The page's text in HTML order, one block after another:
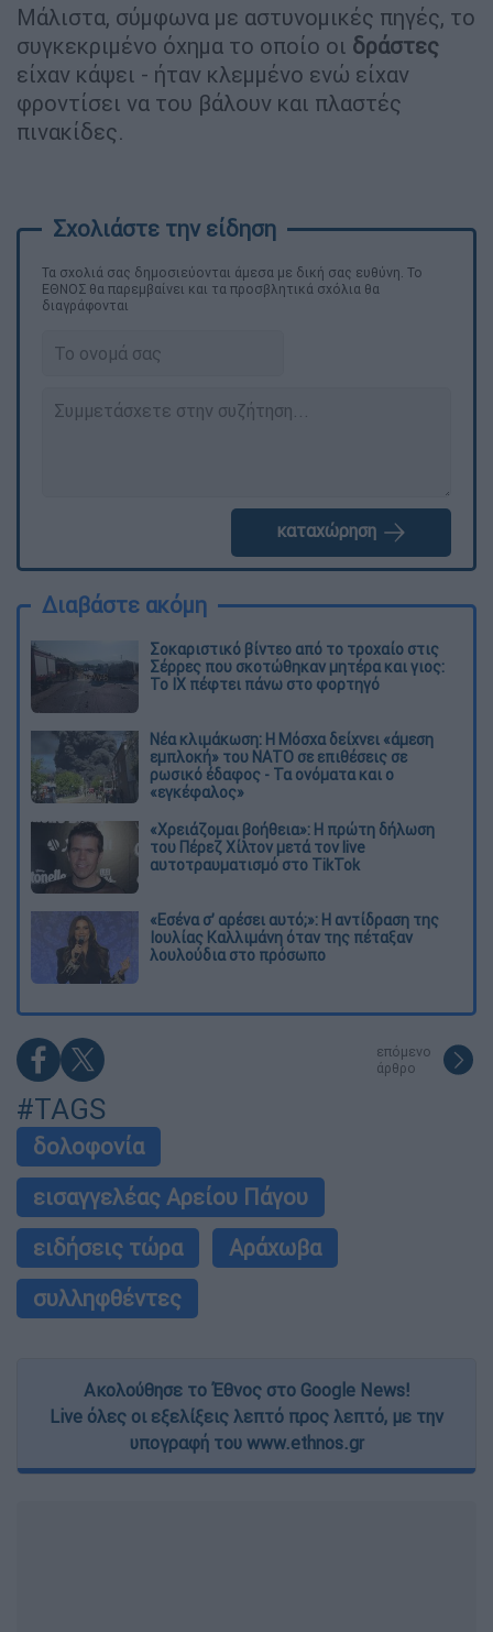
Μάλιστα, σύμφωνα με αστυνομικές πηγές, το
συγκεκριμένο όχημα το οποίο οι δράστες
είχαν κάψει - ήταν κλεμμένο ενώ είχαν
φροντίσει να του βάλουν και πλαστές
πινακίδες.
Τα σχολιά σας δημοσιεύονται άμεσα με δική σας ευθύνη. Το
ΕΘΝΟΣ θα παρεμβαίνει και τα προσβλητικά σχόλια θα
διαγράφονται
καταχώρηση
Διαβάστε ακόμη
Σοκαριστικό βίντεο από το τροχαίο στις
Σέρρες που σκοτώθηκαν μητέρα και γιος:
Το ΙΧ πέφτει πάνω στο φορτηγό
Νέα κλιμάκωση: Η Μόσχα δείχνει «άμεση
εμπλοκή» του ΝΑΤΟ σε επιθέσεις σε
ρωσικό έδαφος - Τα ονόματα και ο
«εγκέφαλος»
«Χρειάζομαι βοήθεια»: Η πρώτη δήλωση
του Πέρεζ Χίλτον μετά τον live
αυτοτραυματισμό στο TikTok
«Εσένα σ’ αρέσει αυτό;»: Η αντίδραση της
Ιουλίας Καλλιμάνη όταν της πέταξαν
λουλούδια στο πρόσωπο
επόμενο
άρθρο
#TAGS
δολοφονία
εισαγγελέας Αρείου Πάγου
ειδήσεις τώρα
Αράχωβα
συλληφθέντες
Ακολούθησε το Έθνος στο Google News!
Live όλες οι εξελίξεις λεπτό προς λεπτό, με την
υπογραφή του www.ethnos.gr